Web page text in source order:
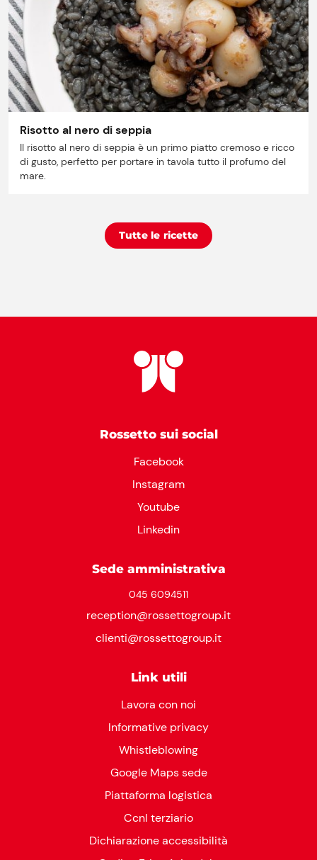
Risotto al nero di seppia
Il risotto al nero di seppia è un primo piatto cremoso e ricco
di gusto, perfetto per portare in tavola tutto il profumo del
mare.
Tutte le ricette
Rossetto sui social
Facebook
Instagram
Youtube
Linkedin
Sede amministrativa
045 6094511
reception@rossettogroup.it
clienti@rossettogroup.it
Link utili
Lavora con noi
Informative privacy
Whistleblowing
Google Maps sede
Piattaforma logistica
Ccnl terziario
Dichiarazione accessibilità